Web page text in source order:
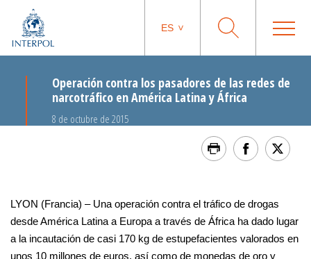
ES
Operación contra los pasadores de las redes de
narcotráfico en América Latina y África
8 de octubre de 2015
LYON (Francia) – Una operación contra el tráfico de drogas
desde América Latina a Europa a través de África ha dado lugar
a la incautación de casi 170 kg de estupefacientes valorados en
unos 10 millones de euros, así como de monedas de oro y